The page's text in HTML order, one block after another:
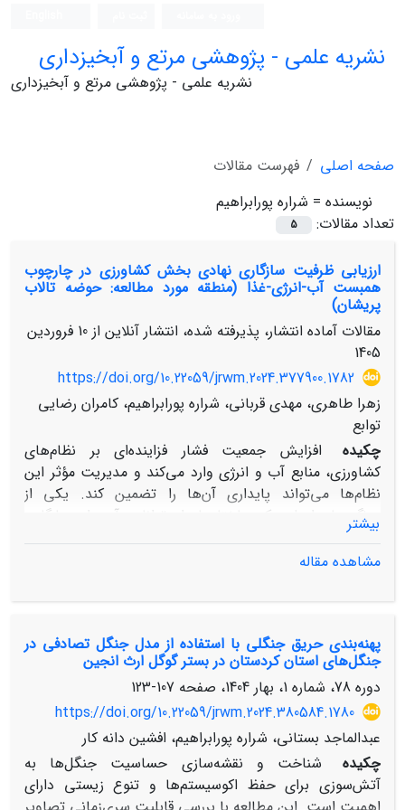
نشریه علمی - پژوهشی مرتع و آبخیزداری
نشریه علمی - پژوهشی مرتع و آبخیزداری
صفحه اصلی
فهرست مقالات
نویسنده = شراره پورابراهیم
تعداد مقالات:
5
ارزیابی ظرفیت سازگاری نهادی بخش کشاورزی در چارچوب
همبست آب-انرژی-غذا (منطقه مورد مطالعه: حوضه تالاب
پریشان)
مقالات آماده انتشار، پذیرفته شده، انتشار آنلاین از
10 فروردین
1405
https://doi.org/10.22059/jrwm.2024.377900.1782
زهرا طاهری، مهدی قربانی، شراره پورابراهیم، کامران رضایی
توابع
چکیده
افزایش جمعیت فشار فزاینده‌ای بر نظام‌های
کشاورزی، منابع آب و انرژی وارد می‌کند و مدیریت مؤثر این
نظام‌ها می‌تواند پایداری آن‌ها را تضمین کند. یکی از
ویژگی‌های اصلی یک ساختار پایدار، توانایی آن برای سازگاری
با تغییرات است. این پژوهش با هدف ارزیابی ظرفیت
سازگاری نهادیِ بخش کشاورزی در چارچوب همبست آب-
رویه‌های تصمیم‌گیری و برنامه‌هایی اطلاق می‌شود که موجب
حرکت‌ها و نحوه تعامل آن‌ها می‌شود. در این پژوهش، از مدل
چرخ ظرفیت سازگاری برای ارزیابی ظرفیت سازگاری نهادی
ظرفیت یادگیری، 3) ظرفیت واکنش خودسازگارانه، 4) ویژگی‌
رهبری، 5) منابع و 6) حکمرانی منصفانه است. برای انجام این
بررسی، پس از تحلیل نظام کشاورزی و شناسایی 27
دست‌اندرکار مرتبط، پرسش‌نامه ظرفیت سازگاری در بین این
دست‌اندرکاران سازمانی تکمیل و همچنین مصاحبه‌هایی برای
بیشتر
مشاهده مقاله
پهنه‌بندی حریق جنگلی با استفاده از مدل جنگل تصادفی در
جنگل‌های استان کردستان در بستر گوگل ارث انجین
دوره 78، شماره 1، بهار 1404، صفحه
107-123
https://doi.org/10.22059/jrwm.2024.380584.1780
عبدالماجد بستانی، شراره پورابراهیم، افشین دانه کار
چکیده
شناخت و نقشه‌سازی حساسیت جنگل‌ها به
آتش‌سوزی برای حفظ اکوسیستم‌ها و تنوع زیستی دارای